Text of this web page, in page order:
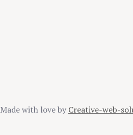
Made with love by Creative-web-